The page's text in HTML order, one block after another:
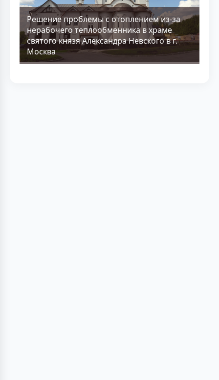
Решение проблемы с отоплением из-за
нерабочего теплообменника в храме
святого князя Александра Невского в г.
Москва